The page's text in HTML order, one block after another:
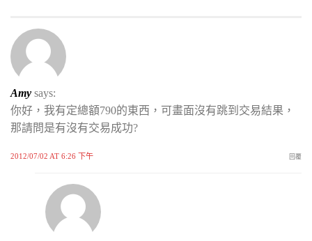
Amy says:
你好，我有定總額790的東西，可畫面沒有跳到交易結果，
那請問是有沒有交易成功?
2012/07/02 AT 6:26 下午 回覆